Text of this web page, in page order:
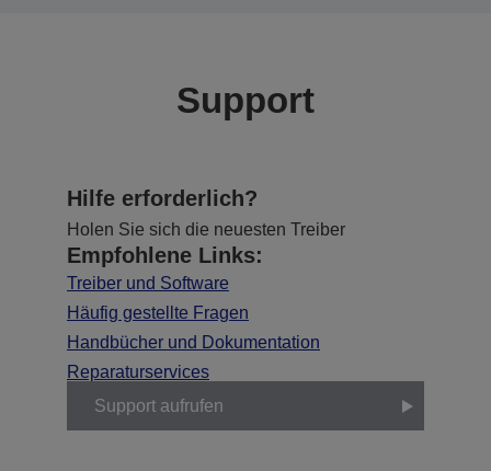
Support
Hilfe erforderlich?
Holen Sie sich die neuesten Treiber
Empfohlene Links:
Treiber und Software
Häufig gestellte Fragen
Handbücher und Dokumentation
Reparaturservices
Support aufrufen